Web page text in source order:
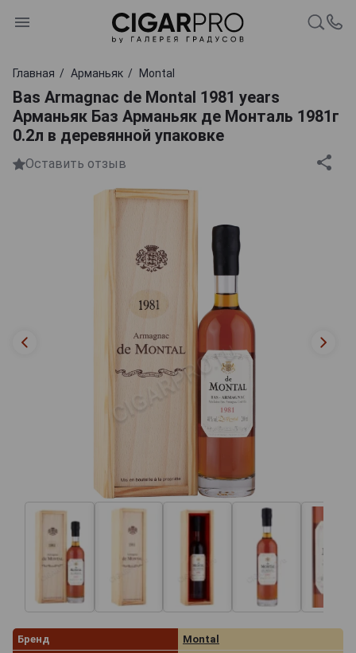
Главная Арманьяк Montal
Bas Armagnac de Montal 1981 years
Арманьяк Баз Арманьяк де Монталь 1981г
0.2л в деревянной упаковке
Оставить отзыв
Бренд
Montal